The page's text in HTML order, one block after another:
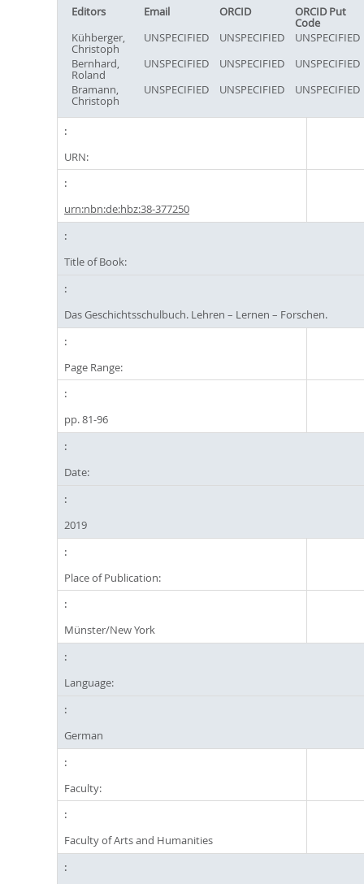
Editors Email ORCID ORCID Put
Code
Kühberger,
Christoph
UNSPECIFIED UNSPECIFIED
UNSPECIFIED
Bernhard,
Roland
UNSPECIFIED UNSPECIFIED
UNSPECIFIED
Bramann,
Christoph
UNSPECIFIED UNSPECIFIED UNSPECIFIED
URN:
urn:nbn:de:hbz:38-377250
Title of Book:
Das Geschichtsschulbuch. Lehren – Lernen – Forschen.
Page Range:
pp. 81-96
Date:
2019
Place of Publication:
Münster/New York
Language:
German
Faculty:
Faculty of Arts and Humanities